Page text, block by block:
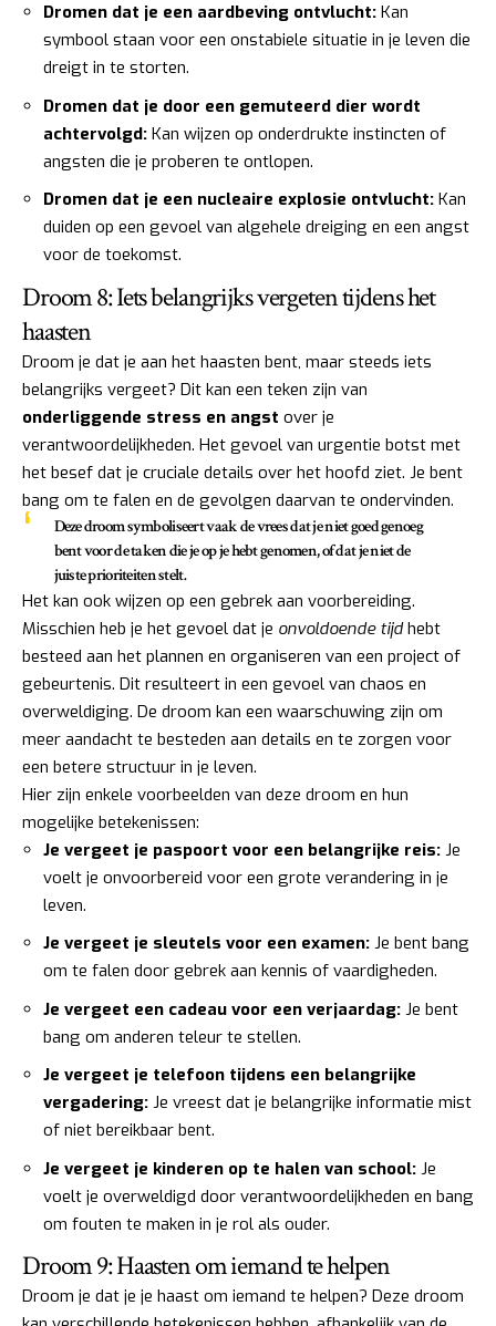
Dromen dat je een aardbeving ontvlucht: Kan
symbool staan voor een onstabiele situatie in je leven die
dreigt in te storten.
Dromen dat je door een gemuteerd dier wordt
achtervolgd: Kan wijzen op onderdrukte instincten of
angsten die je proberen te ontlopen.
Dromen dat je een nucleaire explosie ontvlucht: Kan
duiden op een gevoel van algehele dreiging en een angst
voor de toekomst.
Droom 8: Iets belangrijks vergeten tijdens het
haasten
Droom je dat je aan het haasten bent, maar steeds iets
belangrijks vergeet? Dit kan een teken zijn van
onderliggende stress en angst over je
verantwoordelijkheden. Het gevoel van urgentie botst met
het besef dat je cruciale details over het hoofd ziet. Je bent
bang om te falen en de gevolgen daarvan te ondervinden.
Deze droom symboliseert vaak de vrees dat je niet goed genoeg
bent voor de taken die je op je hebt genomen, of dat je niet de
juiste prioriteiten stelt.
Het kan ook wijzen op een gebrek aan voorbereiding.
Misschien heb je het gevoel dat je onvoldoende tijdhebt
besteed aan het plannen en organiseren van een project of
gebeurtenis. Dit resulteert in een gevoel van chaos en
overweldiging. De droom kan een waarschuwing zijn om
meer aandacht te besteden aan details en te zorgen voor
een betere structuur in je leven.
Hier zijn enkele voorbeelden van deze droom en hun
mogelijke betekenissen:
Je vergeet je paspoort voor een belangrijke reis: Je
voelt je onvoorbereid voor een grote verandering in je
leven.
Je vergeet je sleutels voor een examen: Je bent bang
om te falen door gebrek aan kennis of vaardigheden.
Je vergeet een cadeau voor een verjaardag: Je bent
bang om anderen teleur te stellen.
Je vergeet je telefoon tijdens een belangrijke
vergadering: Je vreest dat je belangrijke informatie mist
of niet bereikbaar bent.
Je vergeet je kinderen op te halen van school: Je
voelt je overweldigd door verantwoordelijkheden en bang
om fouten te maken in je rol als ouder.
Droom 9: Haasten om iemand te helpen
Droom je dat je je haast om iemand te helpen? Deze droom